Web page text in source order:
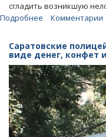
сгладить возникшую
Подробнее
водитель
пытался
купить
прощение
полицейского
Комментарии
Саратовские
виде денег, конфет